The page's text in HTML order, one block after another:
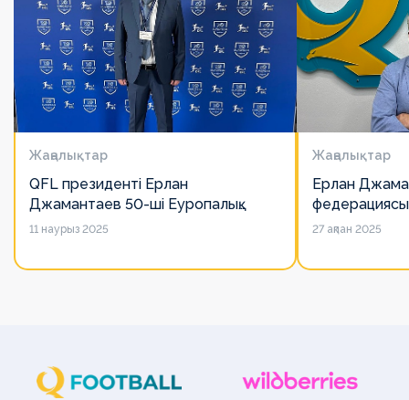
Жаңалықтар
QFL президенті Ерлан
Джамантаев 50-ші Еуропалық
лигалар Бас ассамблеясына
11 наурыз 2025
Жаңалықтар
Ерлан
есімін
27 ақпан 2025